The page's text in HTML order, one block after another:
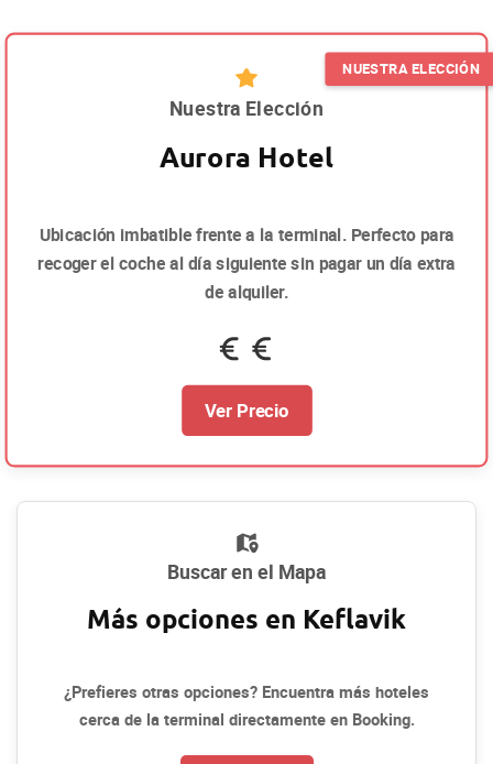
Nuestra Elección
Aurora Hotel
Ubicación imbatible frente a la terminal. Perfecto para
recoger el coche al día siguiente sin pagar un día extra
de alquiler.
Ver Precio
Buscar en el Mapa
Más opciones en Keflavik
¿Prefieres otras opciones? Encuentra más hoteles
cerca de la terminal directamente en Booking.